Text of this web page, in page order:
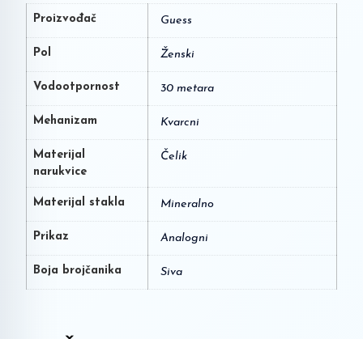
Proizvođač Guess
Pol Ženski
Vodootpornost 30 metara
Mehanizam Kvarcni
Materijal
narukvice
Čelik
Materijal stakla Mineralno
Prikaz Analogni
Boja brojčanika Siva